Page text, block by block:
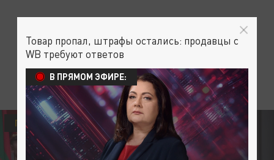
ПОЛИТИКА ОБЩЕСТВО
Товар пропал, штрафы остались: продавцы с
WB требуют ответов
В ПРЯМОМ ЭФИРЕ: